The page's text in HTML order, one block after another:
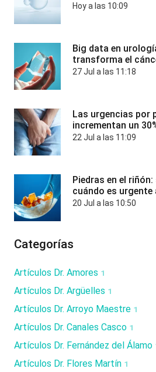
Hoy a las 10:09
Big data en
transforma el
27 Jul a las 11:18
Las urgencias por
incrementan un
22 Jul a las 11:09
Piedras en el
cuándo es
20 Jul a las 10:50
Categorías
Artículos Dr. Amores 1
Artículos Dr. Argüelles 1
Artículos Dr. Arroyo Maestre 1
Artículos Dr. Canales Casco 1
Artículos Dr. Fernández del Álamo
Artículos Dr. Flores Martín 1